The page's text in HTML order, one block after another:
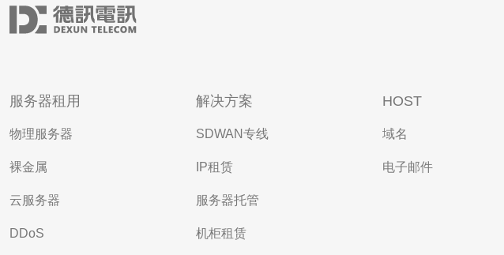
服务器租用
物理服务器
裸金属
云服务器
DDoS
解决方案
SDWAN专线
IP租赁
服务器托管
机柜租赁
HOST
域名
电子邮件